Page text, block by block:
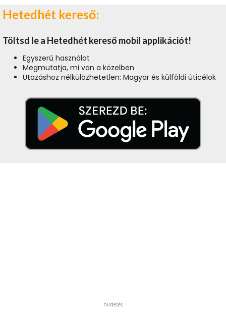
Hetedhét kereső:
Töltsd le a Hetedhét kereső mobil applikációt!
Egyszerű használat
Megmutatja, mi van a közelben
Utazáshoz nélkülözhetetlen: Magyar és külföldi úticélok
hirdetés